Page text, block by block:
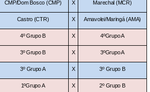
CMP/Dom Bosco (CMP) X Marechal (MCR)
Castro (CTR) X Amavolei/Maringá (AMA)
4º Grupo B X 4ºGrupo A
3º Grupo B X 3ºGrupo A
3º Grupo A X 3º Grupo B
1ºGrupo A X 2º Grupo B